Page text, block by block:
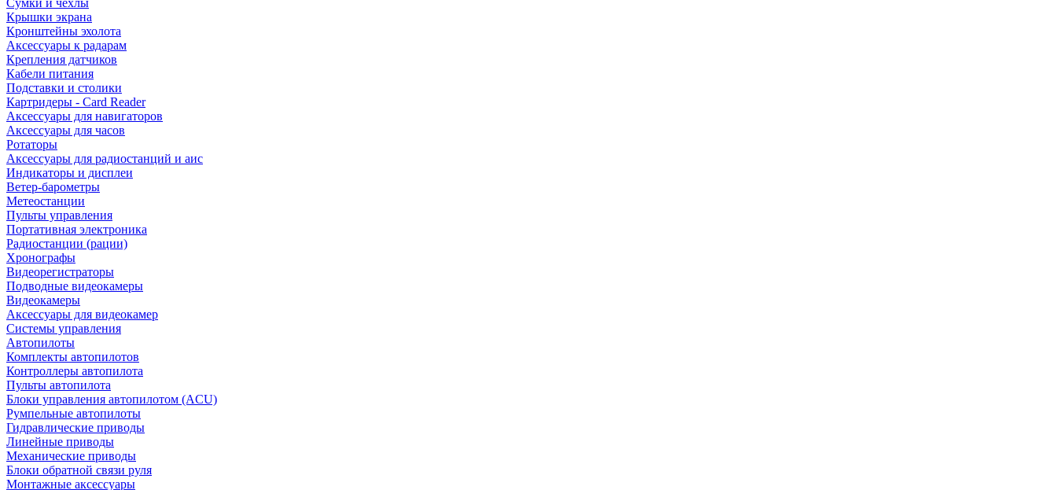
Сумки и чехлы
Крышки экрана
Кронштейны эхолота
Аксессуары к радарам
Крепления датчиков
Кабели питания
Подставки и столики
Картридеры - Card Reader
Аксессуары для навигаторов
Аксессуары для часов
Ротаторы
Аксессуары для радиостанций и аис
Индикаторы и дисплеи
Ветер-барометры
Метеостанции
Пульты управления
Портативная электроника
Радиостанции (рации)
Хронографы
Видеорегистраторы
Подводные видеокамеры
Видеокамеры
Аксессуары для видеокамер
Системы управления
Автопилоты
Комплекты автопилотов
Контроллеры автопилота
Пульты автопилота
Блоки управления автопилотом (ACU)
Румпельные автопилоты
Гидравлические приводы
Линейные приводы
Механические приводы
Блоки обратной связи руля
Монтажные аксессуары